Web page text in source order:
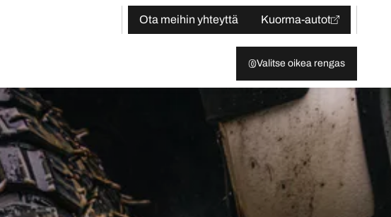
Ota meihin yhteyttä
Kuorma-autot
Valitse oikea rengas